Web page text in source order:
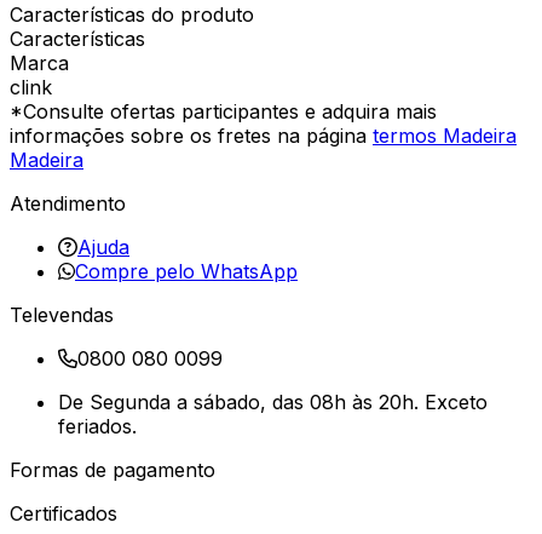
Características do produto
Características
Marca
clink
*Consulte ofertas participantes e adquira mais
informações sobre os fretes na página termos Madeira
Madeira
Atendimento
Ajuda
Compre pelo WhatsApp
Televendas
0800 080 0099
De Segunda a sábado, das 08h às 20h. Exceto
feriados.
Formas de pagamento
Certificados